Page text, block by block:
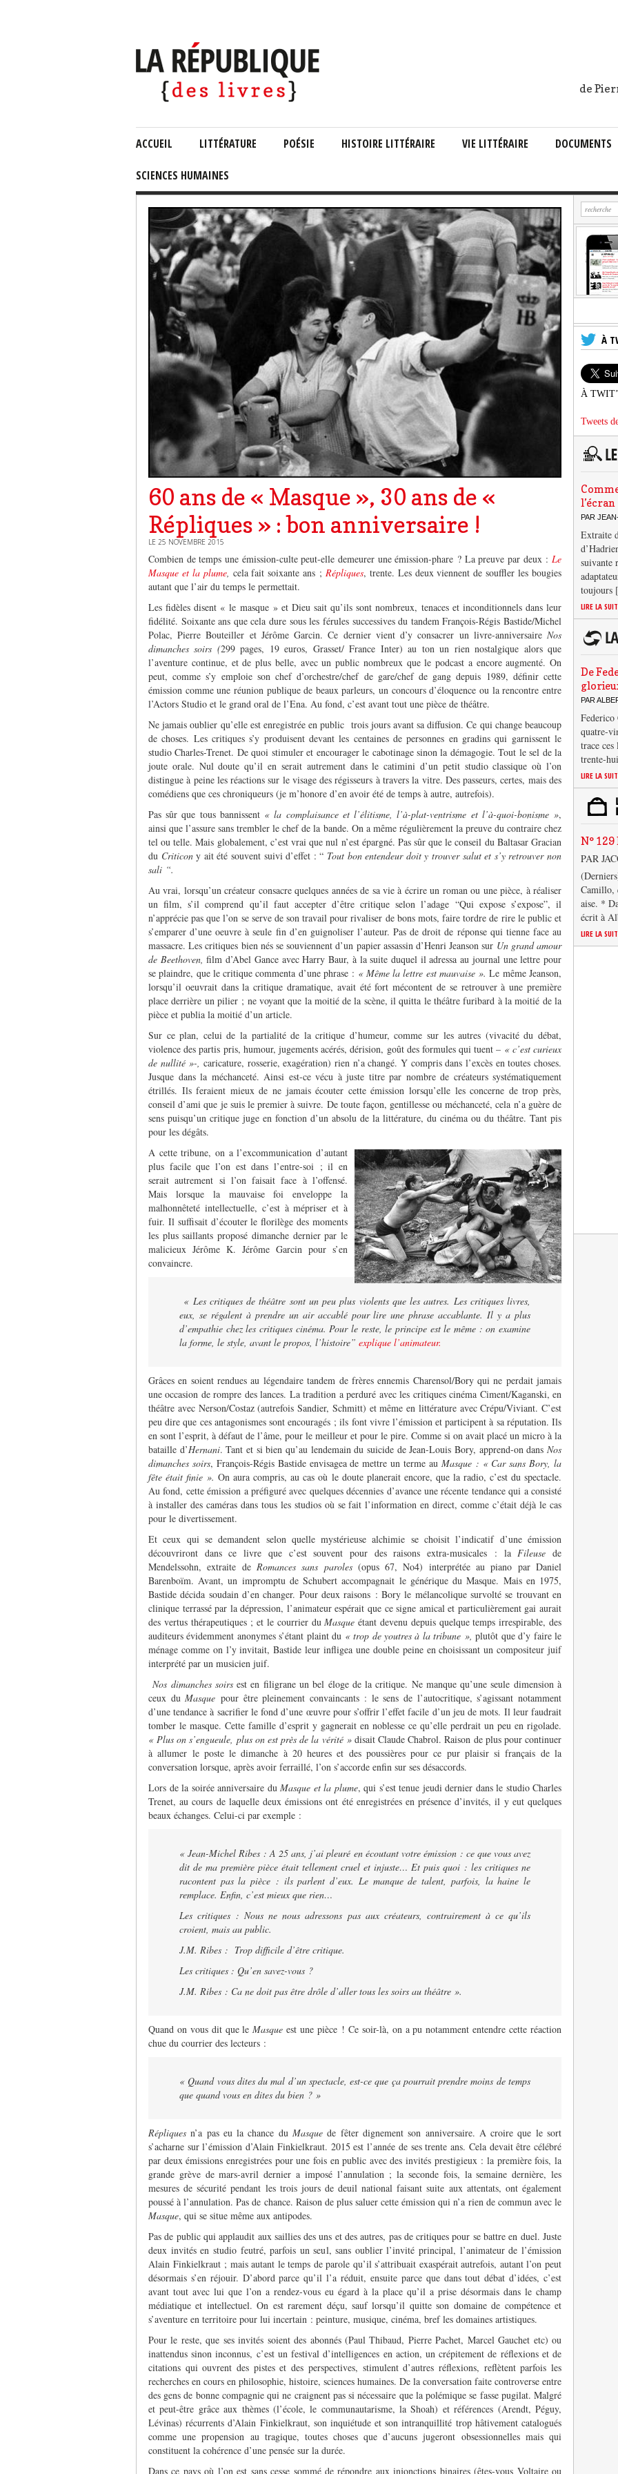
de
ACCUEIL LITTÉRATURE POÉSIE HISTOIRE LITTÉRAIRE VIE LITTÉRAIRE DOCUMENTS
SCIENCES HUMAINES
60 ans de « Masque », 30 ans de «
Répliques » : bon anniversaire !
LE 25 NOVEMBRE 2015
Combien de temps une émission-culte peut-elle demeurer une émission-phare ? La preuve par deux : Le
Masque et la plume, cela fait soixante ans ; Répliques, trente. Les deux viennent de souffler les bougies
autant que l’air du temps le permettait.
Les fidèles disent « le masque » et Dieu sait qu’ils sont nombreux, tenaces et inconditionnels dans leur
fidélité. Soixante ans que cela dure sous les férules successives du tandem François-Régis Bastide/Michel
Polac, Pierre Bouteiller et Jérôme Garcin. Ce dernier vient d’y consacrer un livre-anniversaire Nos
dimanches soirs (299 pages, 19 euros, Grasset/ France Inter) au ton un rien nostalgique alors que
l’aventure continue, et de plus belle, avec un public nombreux que le podcast a encore augmenté. On
peut, comme s’y emploie son chef d’orchestre/chef de gare/chef de gang depuis 1989, définir cette
émission comme une réunion publique de beaux parleurs, un concours d’éloquence ou la rencontre entre
l’Actors Studio et le grand oral de l’Ena. Au fond, c’est avant tout une pièce de théâtre.
Ne jamais oublier qu’elle est enregistrée en public trois jours avant sa diffusion. Ce qui change beaucoup
de choses. Les critiques s’y produisent devant les centaines de personnes en gradins qui garnissent le
studio Charles-Trenet. De quoi stimuler et encourager le cabotinage sinon la démagogie. Tout le sel de la
joute orale. Nul doute qu’il en serait autrement dans le catimini d’un petit studio classique où l’on
distingue à peine les réactions sur le visage des régisseurs à travers la vitre. Des passeurs, certes, mais des
comédiens que ces chroniqueurs (je m’honore d’en avoir été de temps à autre, autrefois).
Pas sûr que tous bannissent « la complaisance et l’élitisme, l’à-plat-ventrisme et l’à-quoi-bonisme »,
ainsi que l’assure sans trembler le chef de la bande. On a même régulièrement la preuve du contraire chez
tel ou telle. Mais globalement, c’est vrai que nul n’est épargné. Pas sûr que le conseil du Baltasar Gracian
du Criticony ait été souvent suivi d’effet : “ Tout bon entendeur doit y trouver salut et s’y retrouver non
sali “.
Au vrai, lorsqu’un créateur consacre quelques années de sa vie à écrire un roman ou une pièce, à réaliser
un film, s’il comprend qu’il faut accepter d’être critique selon l’adage “Qui expose s’expose”, il
n’apprécie pas que l’on se serve de son travail pour rivaliser de bons mots, faire tordre de rire le public et
s’emparer d’une oeuvre à seule fin d’en guignoliser l’auteur. Pas de droit de réponse qui tienne face au
massacre. Les critiques bien nés se souviennent d’un papier assassin d’Henri Jeanson sur Un grand amour
de Beethoven,film d’Abel Gance avec Harry Baur, à la suite duquel il adressa au journal une lettre pour
se plaindre, que le critique commenta d’une phrase : « Même la lettre est mauvaise ». Le même Jeanson,
lorsqu’il oeuvrait dans la critique dramatique, avait été fort mécontent de se retrouver à une première
place derrière un pilier ; ne voyant que la moitié de la scène, il quitta le théâtre furibard à la moitié de la
pièce et publia la moitié d’un article.
Sur ce plan, celui de la partialité de la critique d’humeur, comme sur les autres (vivacité du débat,
violence des partis pris, humour, jugements acérés, dérision, goût des formules qui tuent – « c’est curieux
de nullité »-, caricature, rosserie, exagération) rien n’a changé. Y compris dans l’excès en toutes choses.
Jusque dans la méchanceté. Ainsi est-ce vécu à juste titre par nombre de créateurs systématiquement
étrillés. Ils feraient mieux de ne jamais écouter cette émission lorsqu’elle les concerne de trop près,
conseil d’ami que je suis le premier à suivre. De toute façon, gentillesse ou méchanceté, cela n’a guère de
sens puisqu’un critique juge en fonction d’un absolu de la littérature, du cinéma ou du théâtre. Tant pis
pour les dégâts.
A cette tribune, on a l’excommunication d’autant
plus facile que l’on est dans l’entre-soi ; il en
serait autrement si l’on faisait face à l’offensé.
Mais lorsque la mauvaise foi enveloppe la
malhonnêteté intellectuelle, c’est à mépriser et à
fuir. Il suffisait d’écouter le florilège des moments
les plus saillants proposé dimanche dernier par le
malicieux Jérôme K. Jérôme Garcin pour s’en
convaincre.
« Les critiques de théâtre sont un peu plus violents que les autres. Les critiques livres,
eux, se régalent à prendre un air accablé pour lire une phrase accablante. Il y a plus
d’empathie chez les critiques cinéma. Pour le reste, le principe est le même : on examine
la forme, le style, avant le propos, l’histoire” explique l’animateur.
Grâces en soient rendues au légendaire tandem de frères ennemis Charensol/Bory qui ne perdait jamais
une occasion de rompre des lances. La tradition a perduré avec les critiques cinéma Ciment/Kaganski, en
théâtre avec Nerson/Costaz (autrefois Sandier, Schmitt) et même en littérature avec Crépu/Viviant. C’est
peu dire que ces antagonismes sont encouragés ; ils font vivre l’émission et participent à sa réputation. Ils
en sont l’esprit, à défaut de l’âme, pour le meilleur et pour le pire. Comme si on avait placé un micro à la
bataille d’Hernani. Tant et si bien qu’au lendemain du suicide de Jean-Louis Bory, apprend-on dansNos
dimanches soirs, François-Régis Bastide envisagea de mettre un terme au Masque : « Car sans Bory, la
fête était finie ».On aura compris, au cas où le doute planerait encore, que la radio, c’est du spectacle.
Au fond, cette émission a préfiguré avec quelques décennies d’avance une récente tendance qui a consisté
à installer des caméras dans tous les studios où se fait l’information en direct, comme c’était déjà le cas
pour le divertissement.
Et ceux qui se demandent selon quelle mystérieuse alchimie se choisit l’indicatif d’une émission
découvriront dans ce livre que c’est souvent pour des raisons extra-musicales : laFileuse de
Mendelssohn, extraite de Romances sans paroles(opus 67, No4) interprétée au piano par Daniel
Barenboïm. Avant, un impromptu de Schubert accompagnait le générique du Masque. Mais en 1975,
Bastide décida soudain d’en changer. Pour deux raisons : Bory le mélancolique survolté se trouvant en
clinique terrassé par la dépression, l’animateur espérait que ce signe amical et particulièrement gai aurait
des vertus thérapeutiques ; et le courrier duMasque étant devenu depuis quelque temps irrespirable, des
auditeurs évidemment anonymes s’étant plaint du « trop de youtres à la tribune », plutôt que d’y faire le
ménage comme on l’y invitait, Bastide leur infligea une double peine en choisissant un compositeur juif
interprété par un musicien juif.
Nos dimanches soirsest en filigrane un bel éloge de la critique. Ne manque qu’une seule dimension à
ceux duMasquepour être pleinement convaincants : le sens de l’autocritique, s’agissant notamment
d’une tendance à sacrifier le fond d’une œuvre pour s’offrir l’effet facile d’un jeu de mots. Il leur faudrait
tomber le masque. Cette famille d’esprit y gagnerait en noblesse ce qu’elle perdrait un peu en rigolade.
« Plus on s’engueule, plus on est près de la vérité » disait Claude Chabrol. Raison de plus pour continuer
à allumer le poste le dimanche à 20 heures et des poussières pour ce pur plaisir si français de la
conversation lorsque, après avoir ferraillé, l’on s’accorde enfin sur ses désaccords.
Lors de la soirée anniversaire du Masque et la plume, qui s’est tenue jeudi dernier dans le studio Charles
Trenet, au cours de laquelle deux émissions ont été enregistrées en présence d’invités, il y eut quelques
beaux échanges. Celui-ci par exemple :
« Jean-Michel Ribes : A 25 ans, j’ai pleuré en écoutant votre émission : ce que vous avez
dit de ma première pièce était tellement cruel et injuste… Et puis quoi : les critiques ne
racontent pas la pièce : ils parlent d’eux. Le manque de talent, parfois, la haine le
remplace. Enfin, c’est mieux que rien…
Les critiques : Nous ne nous adressons pas aux créateurs, contrairement à ce qu’ils
croient, mais au public.
J.M. Ribes : Trop difficile d’être critique.
Les critiques : Qu’en savez-vous ?
J.M. Ribes : Ca ne doit pas être drôle d’aller tous les soirs au théâtre ».
Quand on vous dit que leMasqueest une pièce ! Ce soir-là, on a pu notamment entendre cette réaction
chue du courrier des lecteurs :
« Quand vous dites du mal d’un spectacle, est-ce que ça pourrait prendre moins de temps
que quand vous en dites du bien ? »
Répliques n’a pas eu la chance duMasquede fêter dignement son anniversaire. A croire que le sort
s’acharne sur l’émission d’Alain Finkielkraut. 2015 est l’année de ses trente ans. Cela devait être célébré
par deux émissions enregistrées pour une fois en public avec des invités prestigieux : la première fois, la
grande grève de mars-avril dernier a imposé l’annulation ; la seconde fois, la semaine dernière, les
mesures de sécurité pendant les trois jours de deuil national faisant suite aux attentats, ont également
poussé à l’annulation. Pas de chance. Raison de plus saluer cette émission qui n’a rien de commun avec le
Masque, qui se situe même aux antipodes.
Pas de public qui applaudit aux saillies des uns et des autres, pas de critiques pour se battre en duel. Juste
deux invités en studio feutré, parfois un seul, sans oublier l’invité principal, l’animateur de l’émission
Alain Finkielkraut ; mais autant le temps de parole qu’il s’attribuait exaspérait autrefois, autant l’on peut
désormais s’en réjouir. D’abord parce qu’il l’a réduit, ensuite parce que dans tout débat d’idées, c’est
avant tout avec lui que l’on a rendez-vous eu égard à la place qu’il a prise désormais dans le champ
médiatique et intellectuel. On est rarement déçu, sauf lorsqu’il quitte son domaine de compétence et
s’aventure en territoire pour lui incertain : peinture, musique, cinéma, bref les domaines artistiques.
Pour le reste, que ses invités soient des abonnés (Paul Thibaud, Pierre Pachet, Marcel Gauchet etc) ou
inattendus sinon inconnus, c’est un festival d’intelligences en action, un crépitement de réflexions et de
citations qui ouvrent des pistes et des perspectives, stimulent d’autres réflexions, reflètent parfois les
recherches en cours en philosophie, histoire, sciences humaines. De la conversation faite controverse entre
des gens de bonne compagnie qui ne craignent pas si nécessaire que la polémique se fasse pugilat. Malgré
et peut-être grâce aux thèmes (l’école, le communautarisme, la Shoah) et références (Arendt, Péguy,
Lévinas) récurrents d’Alain Finkielkraut, son inquiétude et son intranquillité trop hâtivement catalogués
comme une propension au tragique, toutes choses que d’aucuns jugeront obsessionnelles mais qui
constituent la cohérence d’une pensée sur la durée.
Dans ce pays où l’on est sans cesse sommé de répondre aux injonctions binaires (êtes-vous Voltaire ou
À
À
Tweets
l’écran
PAR
Extraite
suivante
LIRE LA
De
PAR
quatre-
trace
trente-
LIRE LA
N°
PAR
Camillo,
aise. *
écrit à
LIRE LA